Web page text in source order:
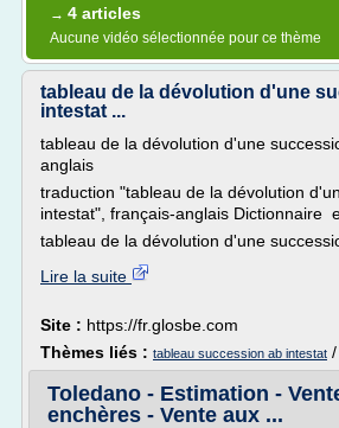
→ 4 articles
Aucune vidéo sélectionnée pour ce thème
tableau de la dévolution d'une
intestat ...
tableau de la dévolution d'une
anglais
traduction "tableau de la dévolution
intestat", français-anglais Dictionnaire
tableau de la dévolution d'une
Lire la suite
Site : https://fr.glosbe.com
Thèmes liés : tableau succession ab intestat /
Toledano - Estimation -
enchères - Vente aux ...